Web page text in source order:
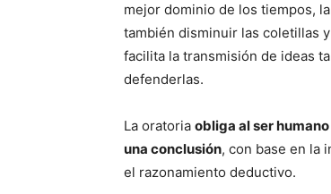
mejor dominio de los tiempos,
también disminuir las coletillas
facilita la transmisión de ideas
defenderlas.
La oratoria obliga al ser
una conclusión, con base en la
el razonamiento deductivo.